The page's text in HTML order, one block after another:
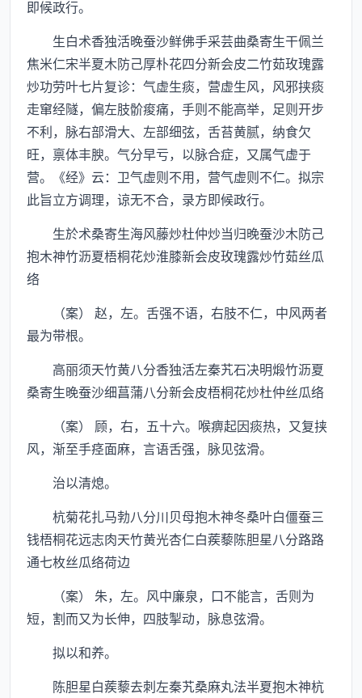
即候政行。
生白术香独活晚蚕沙鲜佛手采芸曲桑寄生干佩兰
焦米仁宋半夏木防己厚朴花四分新会皮二竹茹玫瑰露
炒功劳叶七片复诊：气虚生痰，营虚生风，风邪挟痰
走窜经隧，偏左肢骱痠痛，手则不能高举，足则开步
不利，脉右部滑大、左部细弦，舌苔黄腻，纳食欠
旺，禀体丰腴。气分早亏，以脉合症，又属气虚于
营。《经》云：卫气虚则不用，营气虚则不仁。拟宗
此旨立方调理，谅无不合，录方即候政行。
生於术桑寄生海风藤炒杜仲炒当归晚蚕沙木防己
抱木神竹沥夏梧桐花炒淮膝新会皮玫瑰露炒竹茹丝瓜
络
（案） 赵，左。舌强不语，右肢不仁，中风两者
最为带根。
高丽须天竹黄八分香独活左秦艽石决明煅竹沥夏
桑寄生晚蚕沙细菖蒲八分新会皮梧桐花炒杜仲丝瓜络
（案） 顾，右，五十六。喉痹起因痰热，又复挟
风，渐至手痉面麻，言语舌强，脉见弦滑。
治以清熄。
杭菊花扎马勃八分川贝母抱木神冬桑叶白僵蚕三
钱梧桐花远志肉天竹黄光杏仁白蒺藜陈胆星八分路路
通七枚丝瓜络荷边
（案） 朱，左。风中廉泉，口不能言，舌则为
短，割而又为长伸，四肢掣动，脉息弦滑。
拟以和养。
陈胆星白蒺藜去刺左秦艽桑麻丸法半夏抱木神杭